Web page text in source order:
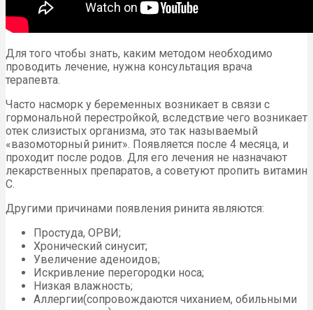
Для того чтобы знать, каким методом необходимо
проводить лечение, нужна консультация врача
терапевта.
Часто насморк у беременных возникает в связи с
гормональной перестройкой, вследствие чего возникает
отек слизистых организма, это так называемый
«вазомоторный ринит». Появляется после 4 месяца, и
проходит после родов. Для его лечения не назначают
лекарственных препаратов, а советуют пропить витамин
С.
Другими причинами появления ринита являются:
Простуда, ОРВИ;
Хронический синусит;
Увеличение аденоидов;
Искривление перегородки носа;
Низкая влажность;
Аллергии(сопровождаются чиханием, обильными